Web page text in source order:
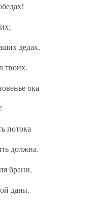
дедах,
твоих.
ока
потока
должна.
брани,
дани.